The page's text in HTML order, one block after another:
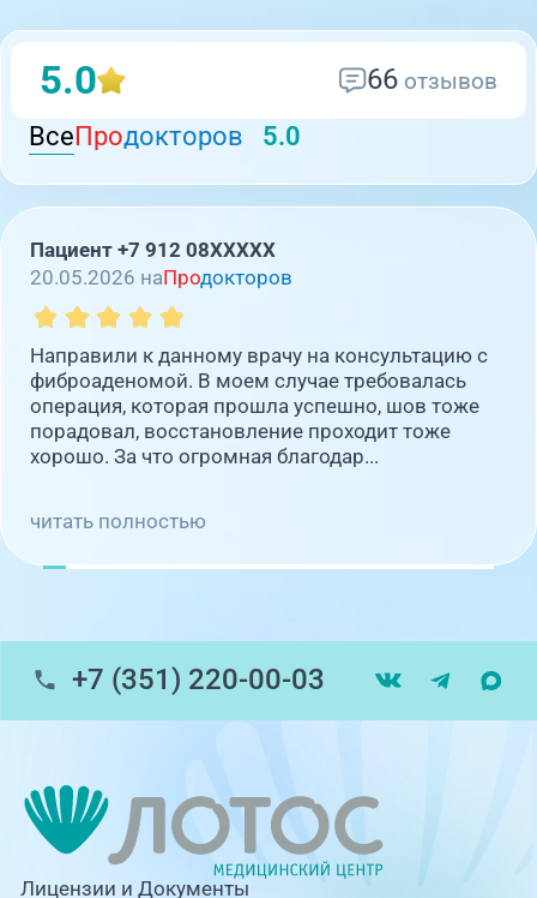
5.0 66отзывов
ВсеПродокторов 5.0
Пациент +7 912 08XXXXX
20.05.2026 наПродокторов
Направили к данному врачу на консультацию с
фиброаденомой. В моем случае требовалась
операция, которая прошла успешно, шов тоже
порадовал, восстановление проходит тоже
хорошо. За что огромная благодар...
читать полностью
+7 (351) 220-00-03
Лицензии и Документы